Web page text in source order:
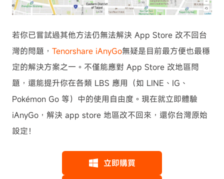
若你已嘗試過其他方法仍無法解決 App Store 改不回台
灣的問題， Tenorshare iAnyGo無疑是目前最方便也最穩
定的解決方案之一。不僅能應對 App Store 改地區問
題，還能提升你在各類 LBS 應用（如 LINE、IG、
Pokémon Go 等）中的使用自由度。現在就立即體驗
iAnyGo，解決 app store 地區改不回來，還你台灣原始
設定！